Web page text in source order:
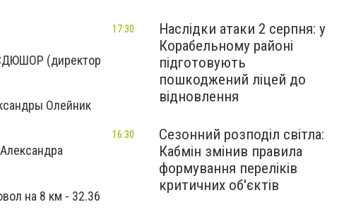
(директор
Олейник
на 8 км - 32.36
Наслідки атаки 2 серпня: у
Корабельному районі
підготовують
пошкоджений ліцей до
відновлення
17:30
Сезонний розподіл світла:
Кабмін змінив правила
формування переліків
критичних об'єктів
16:30